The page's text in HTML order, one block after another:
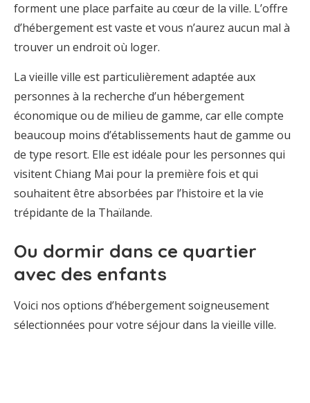
forment une place parfaite au cœur de la ville. L’offre
d’hébergement est vaste et vous n’aurez aucun mal à
trouver un endroit où loger.
La vieille ville est particulièrement adaptée aux
personnes à la recherche d’un hébergement
économique ou de milieu de gamme, car elle compte
beaucoup moins d’établissements haut de gamme ou
de type resort. Elle est idéale pour les personnes qui
visitent Chiang Mai pour la première fois et qui
souhaitent être absorbées par l’histoire et la vie
trépidante de la Thaïlande.
Ou dormir dans ce quartier
avec des enfants
Voici nos options d’hébergement soigneusement
sélectionnées pour votre séjour dans la vieille ville.